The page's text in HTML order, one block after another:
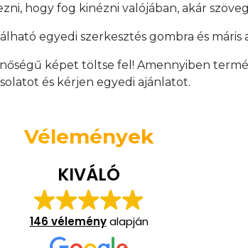
hogy fog kinézni valójában, akár
egyedi szerkesztés gombra és
képet töltse fel! Amennyiben
és kérjen egyedi ajánlatot.
Vélemények
KIVÁLÓ
146 véleményalapján